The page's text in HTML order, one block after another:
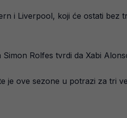
i Liverpool, koji će ostati
Rolfes tvrdi da Xabi
je ove sezone u potrazi za tri